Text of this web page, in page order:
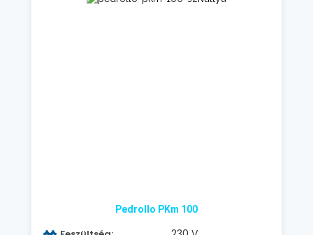
Pedrollo PKm 100